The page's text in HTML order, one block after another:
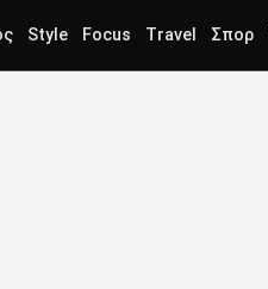
Style Focus Travel Σπορ